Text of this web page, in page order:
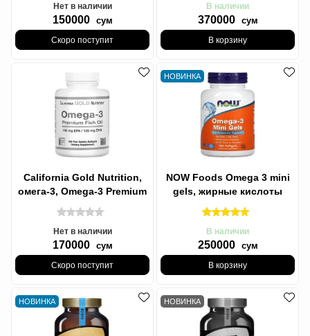
Нет в наличии
150000 сум
Скоро поступит
В наличии
370000 сум
В корзину
California Gold Nutrition,
омега-3, Omega-3 Premium
Fish Oil рыбий жир
Нет в наличии
170000 сум
Скоро поступит
НОВИНКА
NOW Foods Omega 3 mini
gels, жирные кислоты
омег 3 в мини-капсулах,
180 ЭПК /
В наличии
250000 сум
В корзину
НОВИНКА НОВИНКА